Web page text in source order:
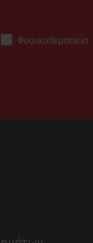
Φυσικοθεραπεία